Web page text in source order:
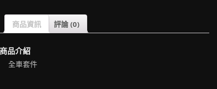
商品資訊 評論 (0)
品介紹
全車套件